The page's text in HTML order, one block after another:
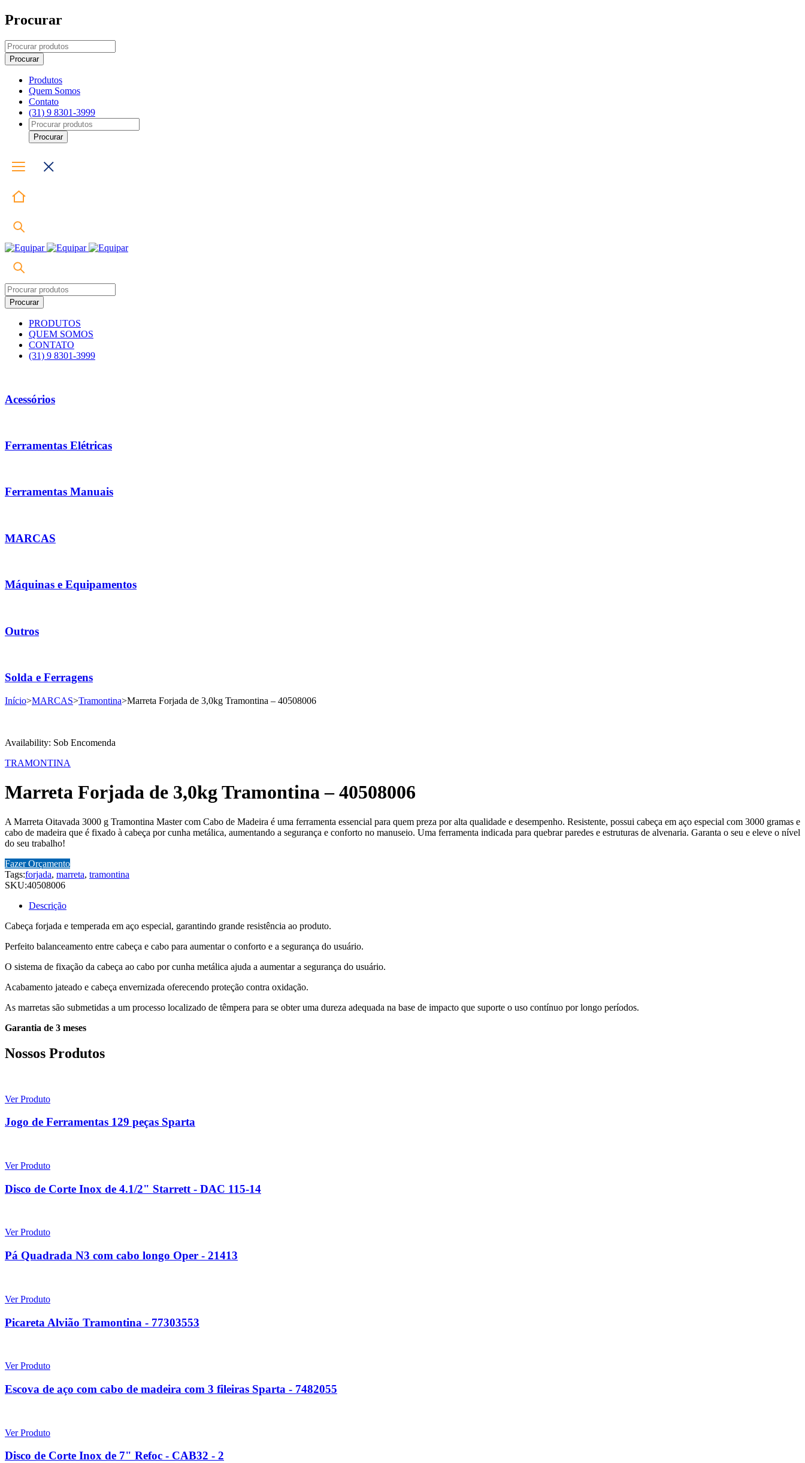
Procurar
Produtos
Quem Somos
Contato
(31) 9 8301-3999
PRODUTOS
QUEM SOMOS
CONTATO
(31) 9 8301-3999
Acessórios
Ferramentas Elétricas
Ferramentas Manuais
MARCAS
Máquinas e Equipamentos
Outros
Solda e Ferragens
Início>MARCAS>Tramontina>Marreta Forjada de 3,0kg Tramontina – 40508006
Availability: Sob Encomenda
TRAMONTINA
Marreta Forjada de 3,0kg Tramontina – 40508006
A Marreta Oitavada 3000 g Tramontina Master com Cabo de Madeira é uma ferramenta essencial para quem preza por alta qualidade e desempenho. Resistente, possui cabeça em aço especial com 3000 gramas e
cabo de madeira que é fixado à cabeça por cunha metálica, aumentando a segurança e conforto no manuseio. Uma ferramenta indicada para quebrar paredes e estruturas de alvenaria. Garanta o seu e eleve o nível
do seu trabalho!
Fazer Orçamento
Tags:forjada, marreta, tramontina
SKU:40508006
Descrição
Cabeça forjada e temperada em aço especial, garantindo grande resistência ao produto.
Perfeito balanceamento entre cabeça e cabo para aumentar o conforto e a segurança do usuário.
O sistema de fixação da cabeça ao cabo por cunha metálica ajuda a aumentar a segurança do usuário.
Acabamento jateado e cabeça envernizada oferecendo proteção contra oxidação.
As marretas são submetidas a um processo localizado de têmpera para se obter uma dureza adequada na base de impacto que suporte o uso contínuo por longo períodos.
Garantia de 3 meses
Nossos Produtos
Ver Produto
Jogo de Ferramentas 129 peças Sparta
Ver Produto
Disco de Corte Inox de 4.1/2" Starrett - DAC 115-14
Ver Produto
Pá Quadrada N3 com cabo longo Oper - 21413
Ver Produto
Picareta Alvião Tramontina - 77303553
Ver Produto
Escova de aço com cabo de madeira com 3 fileiras Sparta - 7482055
Ver Produto
Disco de Corte Inox de 7" Refoc - CAB32 - 2